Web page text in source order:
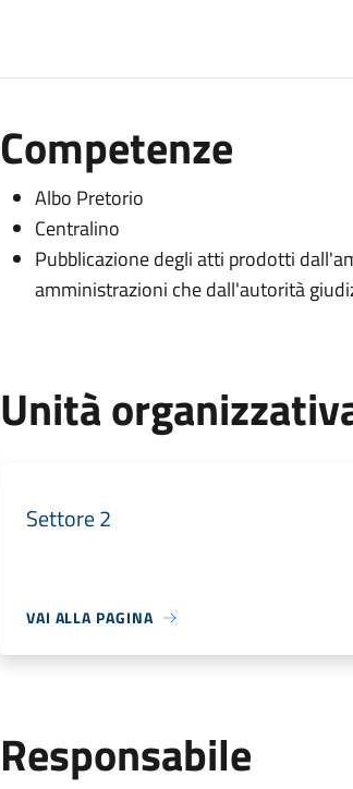
Competenze
Albo Pretorio
Centralino
Pubblicazione degli atti prodotti
amministrazioni che dall'autorità
Unità
Settore 2
VAI ALLA PAGINA
Responsabile